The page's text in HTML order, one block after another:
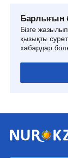
Барлығын
Бізге
қызықты
хабардар